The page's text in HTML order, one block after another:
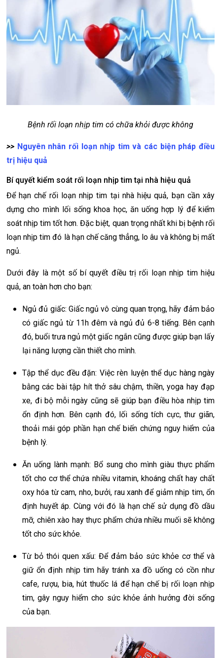
Bệnh rối loạn nhịp tim có chữa khỏi được không
>> Nguyên nhân rối loạn nhịp tim và các biện pháp điều
trị hiệu quả
Bí quyết kiểm soát rối loạn nhịp tim tại nhà hiệu quả
Để hạn chế rối loạn nhịp tim tại nhà hiệu quả, bạn cần xây
dựng cho mình lối sống khoa học, ăn uống hợp lý để kiểm
soát nhịp tim tốt hơn. Đặc biệt, quan trọng nhất khi bị bệnh rối
loạn nhịp tim đó là hạn chế căng thẳng, lo âu và không bị mất
ngủ.
Dưới đây là một số bí quyết điều trị rối loạn nhịp tim hiệu
quả, an toàn hơn cho bạn:
Ngủ đủ giấc: Giấc ngủ vô cùng quan trọng, hãy đảm bảo
có giấc ngủ từ 11h đêm và ngủ đủ 6-8 tiếng. Bên cạnh
đó, buổi trưa ngủ một giấc ngắn cũng được giúp bạn lấy
lại năng lượng cần thiết cho mình.
Tập thể dục đều đặn: Việc rèn luyện thể dục hàng ngày
bằng các bài tập hít thở sâu chậm, thiền, yoga hay đạp
xe, đi bộ mỗi ngày cũng sẽ giúp bạn điều hòa nhịp tim
ổn định hơn. Bên cạnh đó, lối sống tích cực, thư giãn,
thoải mái góp phần hạn chế biến chứng nguy hiểm của
bệnh lý.
Ăn uống lành mạnh: Bổ sung cho mình giàu thực phẩm
tốt cho cơ thể chứa nhiều vitamin, khoáng chất hay chất
oxy hóa từ cam, nho, bưởi, rau xanh để giảm nhịp tim, ổn
định huyết áp. Cùng với đó là hạn chế sử dụng đồ dầu
mỡ, chiên xào hay thực phẩm chứa nhiều muối sẽ không
tốt cho sức khỏe.
Từ bỏ thói quen xấu: Để đảm bảo sức khỏe cơ thể và
giữ ổn định nhịp tim hãy tránh xa đồ uống có cồn như
cafe, rượu, bia, hút thuốc lá để hạn chế bị rối loạn nhịp
tim, gây nguy hiểm cho sức khỏe ảnh hưởng đời sống
của bạn.